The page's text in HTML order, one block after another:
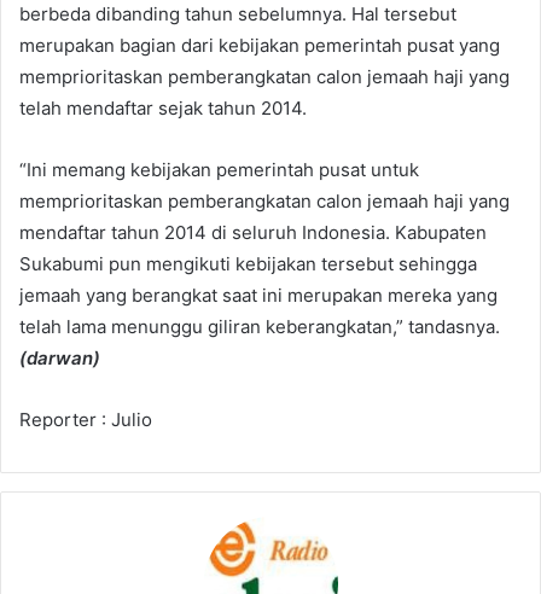
berbeda dibanding tahun sebelumnya. Hal tersebut
merupakan bagian dari kebijakan pemerintah pusat yang
memprioritaskan pemberangkatan calon jemaah haji yang
telah mendaftar sejak tahun 2014.
“Ini memang kebijakan pemerintah pusat untuk
memprioritaskan pemberangkatan calon jemaah haji yang
mendaftar tahun 2014 di seluruh Indonesia. Kabupaten
Sukabumi pun mengikuti kebijakan tersebut sehingga
jemaah yang berangkat saat ini merupakan mereka yang
telah lama menunggu giliran keberangkatan,” tandasnya.
(darwan)
Reporter : Julio